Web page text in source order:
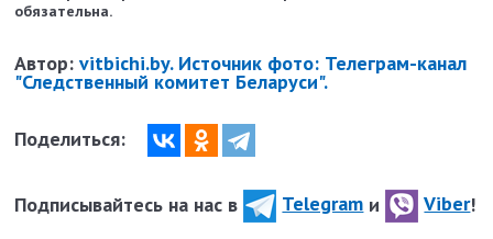
обязательна.
Автор:vitbichi.by. Источник фото: Телеграм-канал
"Следственный комитет Беларуси".
Поделиться:
Подписывайтесь на нас в Telegram и Viber!